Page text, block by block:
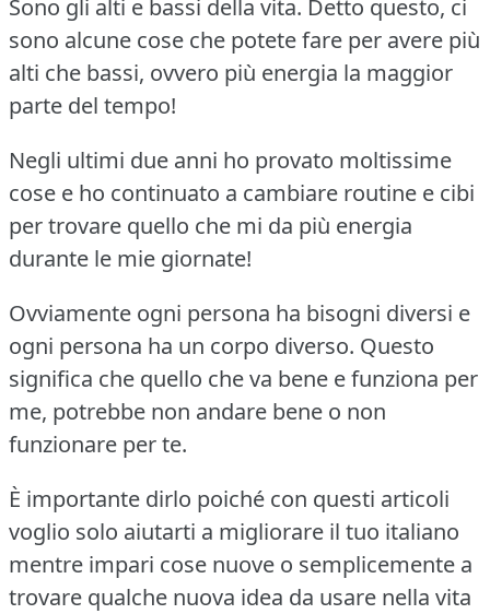
Sono gli alti e bassi della vita. Detto questo, ci
sono alcune cose che potete fare per avere più
alti che bassi, ovvero più energia la maggior
parte del tempo!
Negli ultimi due anni ho provato moltissime
cose e ho continuato a cambiare routine e cibi
per trovare quello che mi da più energia
durante le mie giornate!
Ovviamente ogni persona ha bisogni diversi e
ogni persona ha un corpo diverso. Questo
significa che quello che va bene e funziona per
me, potrebbe non andare bene o non
funzionare per te.
È importante dirlo poiché con questi articoli
voglio solo aiutarti a migliorare il tuo italiano
mentre impari cose nuove o semplicemente a
trovare qualche nuova idea da usare nella vita